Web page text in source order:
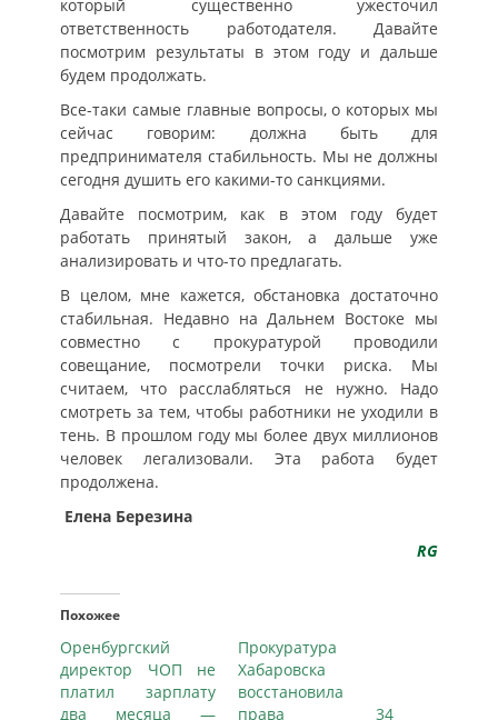
который существенно ужесточил
ответственность работодателя. Давайте
посмотрим результаты в этом году и дальше
будем продолжать.
Все-таки самые главные вопросы, о которых мы
сейчас говорим: должна быть для
предпринимателя стабильность. Мы не должны
сегодня душить его какими-то санкциями.
Давайте посмотрим, как в этом году будет
работать принятый закон, а дальше уже
анализировать и что-то предлагать.
В целом, мне кажется, обстановка достаточно
стабильная. Недавно на Дальнем Востоке мы
совместно с прокуратурой проводили
совещание, посмотрели точки риска. Мы
считаем, что расслабляться не нужно. Надо
смотреть за тем, чтобы работники не уходили в
тень. В прошлом году мы более двух миллионов
человек легализовали. Эта работа будет
продолжена.
Елена Березина
RG
Похожее
Оренбургский
директор ЧОП не
платил зарплату
два месяца —
Прокуратура
Хабаровска
восстановила
права 34